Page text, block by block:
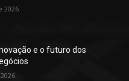
2026
e o futuro dos